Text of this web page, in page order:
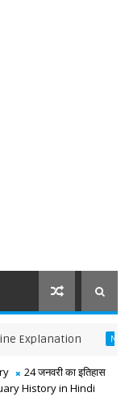
NCERT BOOK
24 जनवरी का इतिहास
History in Hindi